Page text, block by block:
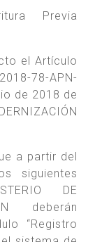
Previa
el Artículo
78-APN-
de 2018 de
a partir del
siguientes
DE
deberán
“Registro